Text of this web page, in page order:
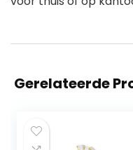
Gerelateerde